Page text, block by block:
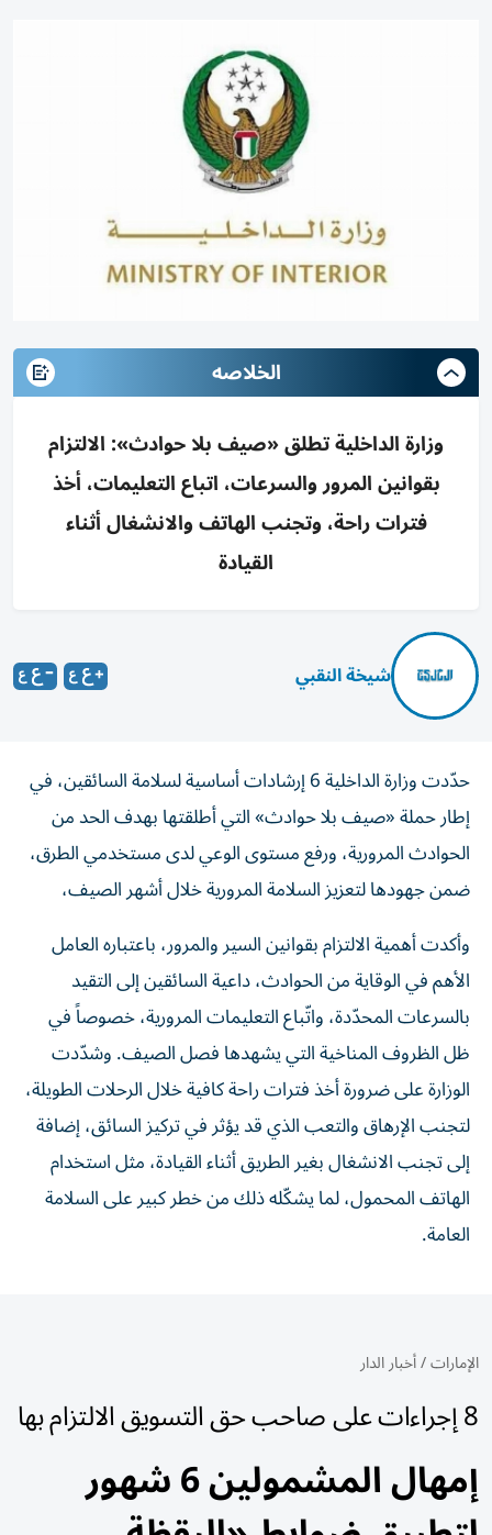
الخلاصه
وزارة الداخلية تطلق «صيف بلا حوادث»: الالتزام
بقوانين المرور والسرعات، اتباع التعليمات، أخذ
فترات راحة، وتجنب الهاتف والانشغال أثناء
القيادة
شيخة النقبي
حدّدت وزارة الداخلية 6 إرشادات أساسية لسلامة السائقين، في
إطار حملة «صيف بلا حوادث» التي أطلقتها بهدف الحد من
الحوادث المرورية، ورفع مستوى الوعي لدى مستخدمي الطرق،
ضمن جهودها لتعزيز السلامة المرورية خلال أشهر الصيف،
وأكدت أهمية الالتزام بقوانين السير والمرور، باعتباره العامل
الأهم في الوقاية من الحوادث، داعية السائقين إلى التقيد
بالسرعات المحدّدة، واتّباع التعليمات المرورية، خصوصاً في
ظل الظروف المناخية التي يشهدها فصل الصيف. وشدّدت
الوزارة على ضرورة أخذ فترات راحة كافية خلال الرحلات الطويلة،
لتجنب الإرهاق والتعب الذي قد يؤثر في تركيز السائق، إضافة
إلى تجنب الانشغال بغير الطريق أثناء القيادة، مثل استخدام
الهاتف المحمول، لما يشكّله ذلك من خطر كبير على السلامة
العامة.
الإمارات/أخبار الدار
8 إجراءات على صاحب حق التسويق الالتزام بها
إمهال المشمولين 6 شهور